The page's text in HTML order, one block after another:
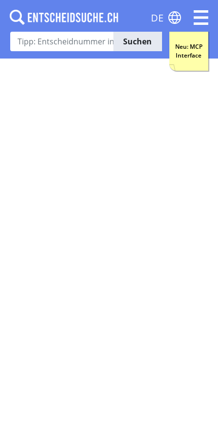
Suchen
Neu: MCP
Interface
DE